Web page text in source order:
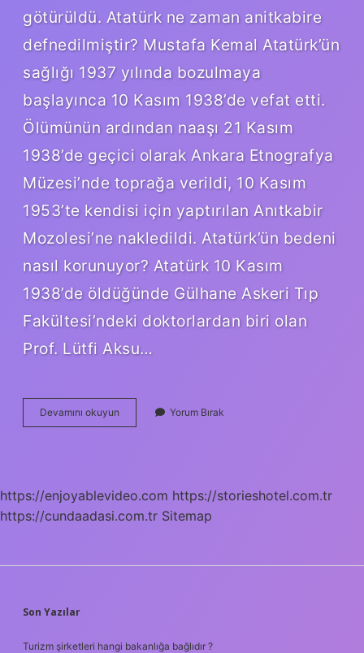
götürüldü. Atatürk ne zaman anitkabire
defnedilmiştir? Mustafa Kemal Atatürk’ün
sağlığı 1937 yılında bozulmaya
başlayınca 10 Kasım 1938’de vefat etti.
Ölümünün ardından naaşı 21 Kasım
1938’de geçici olarak Ankara Etnografya
Müzesi’nde toprağa verildi, 10 Kasım
1953’te kendisi için yaptırılan Anıtkabir
Mozolesi’ne nakledildi. Atatürk’ün bedeni
nasıl korunuyor? Atatürk 10 Kasım
1938’de öldüğünde Gülhane Askeri Tıp
Fakültesi’ndeki doktorlardan biri olan
Prof. Lütfi Aksu…
Devamını okuyun
Anıtkabire
Yorum Bırak
https://enjoyablevideo.com https://storieshotel.com.tr
https://cundaadasi.com.tr Sitemap
SIDEBAR
Son Yazılar
Turizm şirketleri hangi bakanlığa bağlıdır ?